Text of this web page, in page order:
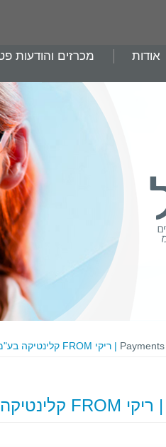
אודות מכרזים והודעות
Payments